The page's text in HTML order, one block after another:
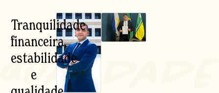
Tranquilidade
financeira,
estabilidade
e